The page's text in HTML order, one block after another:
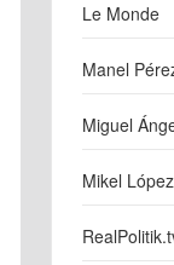
Le Monde
Manel
Miguel
Mikel